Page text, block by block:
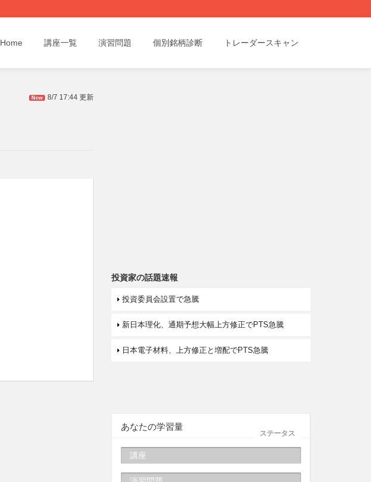
Home 講座一覧 演習問題 個別銘柄診断 トレーダースキャン
New 8/7 17:44 更新
投資家の話題速報
投資委員会設置で急騰
新日本理化、通期予想大幅上方修正でPTS急騰
日本電子材料、上方修正と増配でPTS急騰
ステータス
あなたの学習量
講座